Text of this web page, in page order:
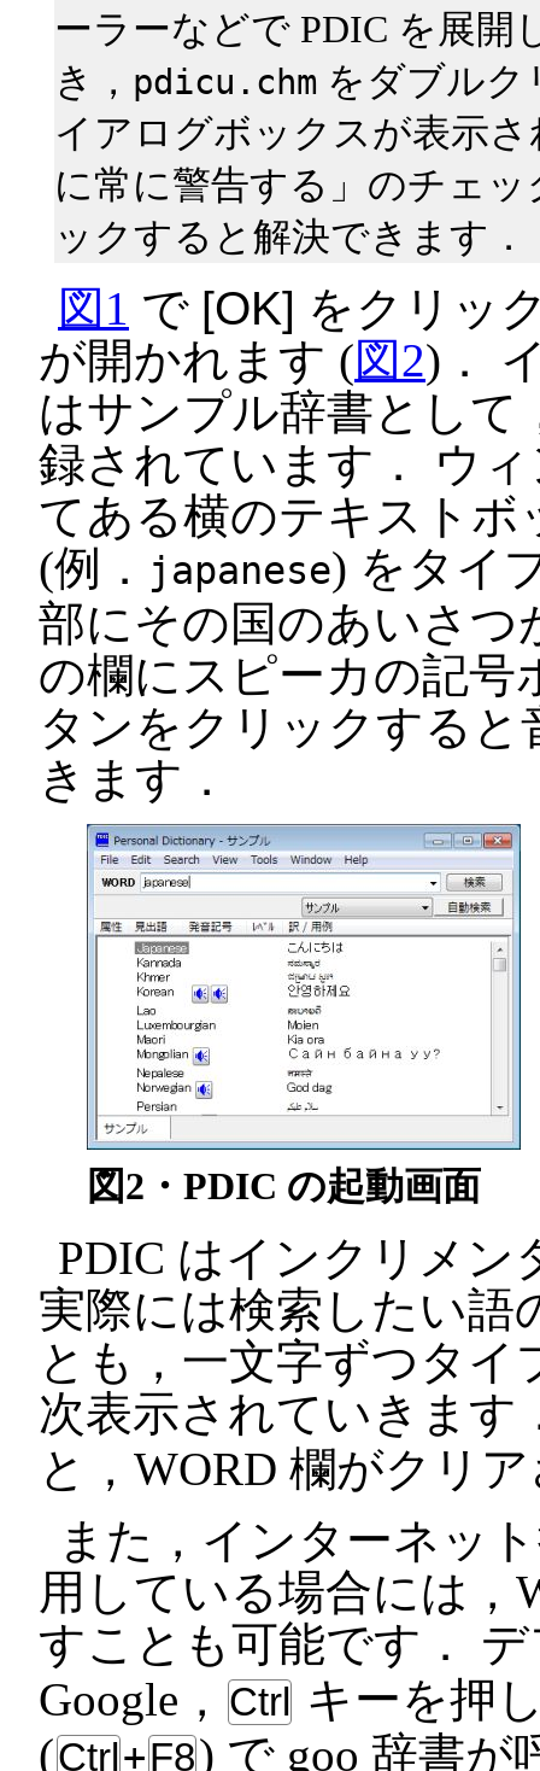
ーラーなどで PDIC を展開
き， pdicu.chm をダブルク
イアログボックスが表示
に常に警告する」のチェ
ックすると解決できます．
図1 で OK
をクリッ
が開かれます (図2)．
はサンプル辞書として
録されています． ウ
てある横のテキストボ
(例． japanese) をタイ
部にその国のあいさつ
の欄にスピーカの記号
タンをクリックする
きます．
図2・PDIC の起動画面
PDIC はインクリメン
実際には検索したい語
とも，一文字ずつタ
次表示されていきます
と，WORD 欄がクリ
また，インターネッ
用している場合には，
すことも可能です．
Google， Ctrl
キーを押
(Ctrl +F8) で goo 辞書が